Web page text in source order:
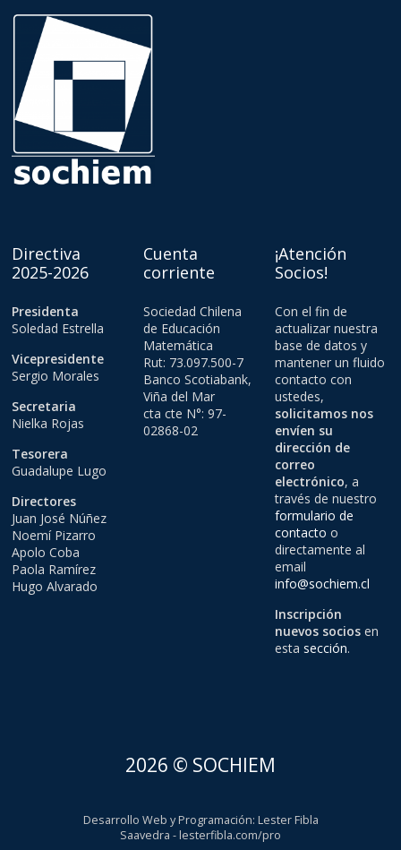
Directiva
2025-2026
Presidenta
Soledad Estrella
Vicepresidente
Sergio Morales
Secretaria
Nielka Rojas
Tesorera
Guadalupe Lugo
Directores
Juan José Núñez
Noemí Pizarro
Apolo Coba
Paola Ramírez
Hugo Alvarado
Cuenta
corriente
Sociedad Chilena
de Educación
Matemática
Rut: 73.097.500-7
Banco Scotiabank,
Viña del Mar
cta cte N°: 97-
02868-02
¡Atención
Socios!
Con el fin de
actualizar nuestra
base de datos y
mantener un fluido
contacto con
ustedes,
solicitamos nos
envíen su
dirección de
correo
electrónico, a
través de nuestro
formulario de
contacto o
directamente al
email
info@sochiem.cl
Inscripción
nuevos sociosen
esta sección.
2026 © SOCHIEM
Desarrollo Web y Programación: Lester Fibla
Saavedra -lesterfibla.com/pro